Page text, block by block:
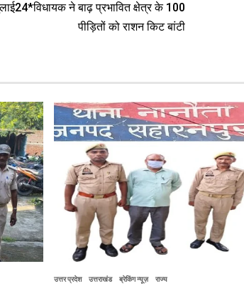
ने बाढ़ प्रभावित क्षेत्र के 100
पीड़ितों को राशन किट बांटी
उत्तर प्रदेश उत्तराखंड ब्रेकिंग न्यूज़ राज्य